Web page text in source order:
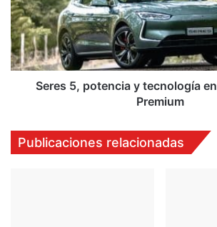
tecnología
en
un
eléctrico
Premium
Seres 5, potencia y tecnología
Premium
Publicaciones relacionadas